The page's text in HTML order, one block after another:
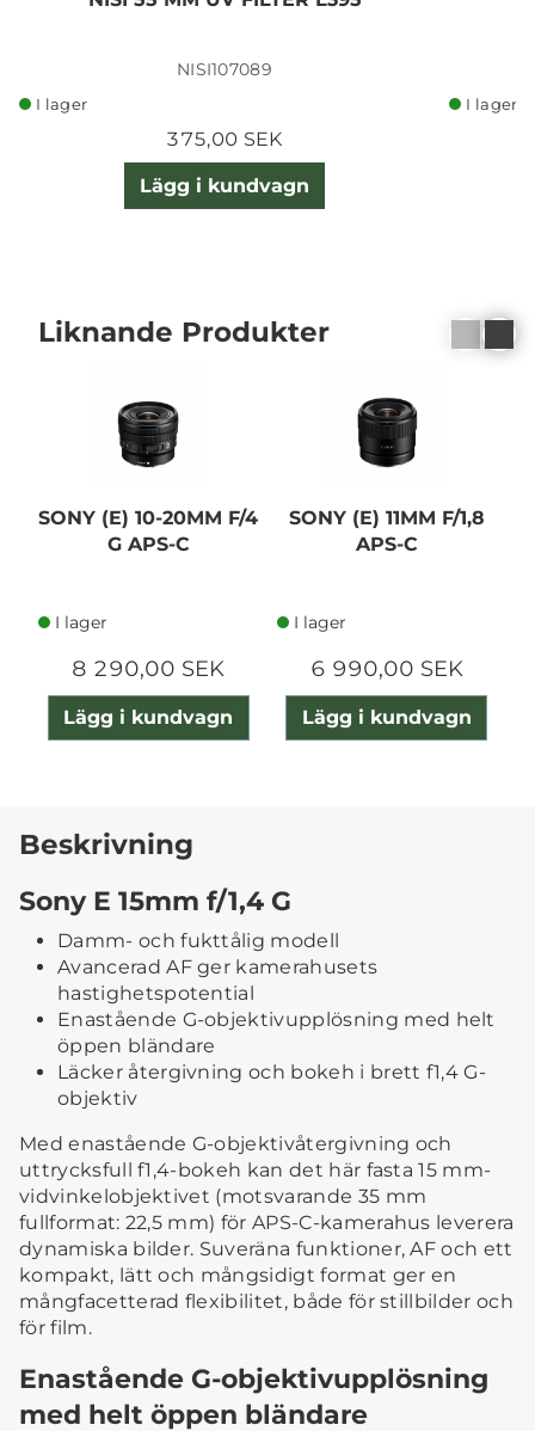
NISI107089
I lager
375,00 SEK
Lägg i kundvagn
I lager
Liknande Produkter
SONY (E) 10-20MM F/4
G APS-C
I lager
8 290,00 SEK
Lägg i kundvagn
SONY (E) 11MM F/1,8
APS-C
I lager
6 990,00 SEK
Lägg i kundvagn
Beskrivning
Sony E 15mm f/1,4 G
Damm- och fukttålig modell
Avancerad AF ger kamerahusets
hastighetspotential
Enastående G-objektivupplösning med helt
öppen bländare
Läcker återgivning och bokeh i brett f1,4 G-
objektiv
Med enastående G-objektivåtergivning och
uttrycksfull f1,4-bokeh kan det här fasta 15 mm-
vidvinkelobjektivet (motsvarande 35 mm
fullformat: 22,5 mm) för APS-C-kamerahus leverera
dynamiska bilder. Suveräna funktioner, AF och ett
kompakt, lätt och mångsidigt format ger en
mångfacetterad flexibilitet, både för stillbilder och
för film.
Enastående G-objektivupplösning
med helt öppen bländare